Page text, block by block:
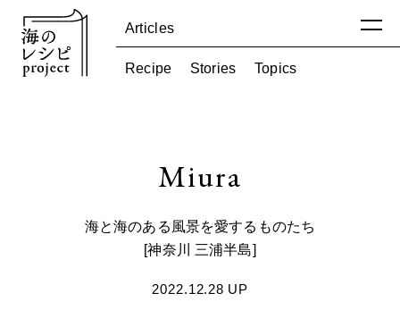
Articles
Recipe
Stories Topics
Miura
海と海のある風景を愛するものたち
[神奈川 三浦半島]
2022.12.28 UP
つくる
Stories
かんじる
たずねる